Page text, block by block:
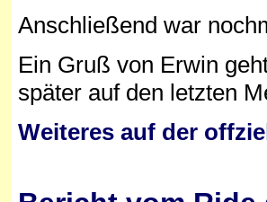
Anschließend war
Ein Gruß von Erwin
später auf den letzten
Weiteres auf der